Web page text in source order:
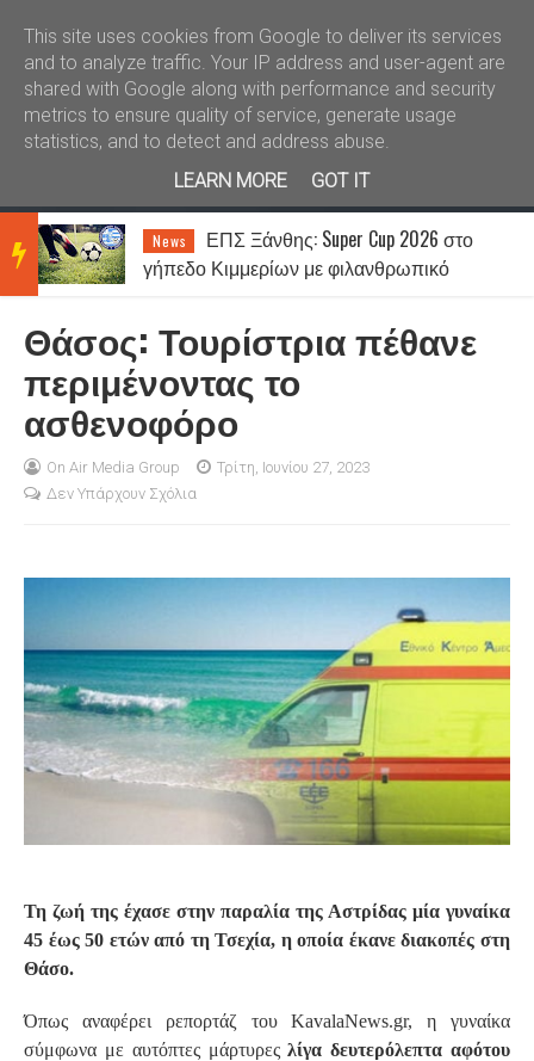
Καλώς ήλθατε Kral News
BRE
AKIN
NEW
News
ΕΠΣ Ξάνθης: Super Cup 2026 στο
γήπεδο Κιμμερίων με φιλανθρωπικό
Θάσος: Τουρίστρια πέθανε
περιμένοντας το
ασθενοφόρο
On Air Media Group
Τρίτη, Ιουνίου 27, 2023
Δεν Υπάρχουν Σχόλια
Τη ζωή της έχασε στην παραλία της Αστρίδας μία γυναίκα
45 έως 50 ετών από τη Τσεχία, η οποία έκανε διακοπές στη
Θάσο.
Όπως αναφέρει ρεπορτάζ του ΚavalaΝews.gr, η γυναίκα
σύμφωνα με αυτόπτες μάρτυρεςλίγα δευτερόλεπτα αφότου
This site uses cookies from Google to deliver its services
and to analyze traffic. Your IP address and user-agent are
shared with Google along with performance and security
metrics to ensure quality of service, generate usage
statistics, and to detect and address abuse.
LEARN MORE
GOT IT